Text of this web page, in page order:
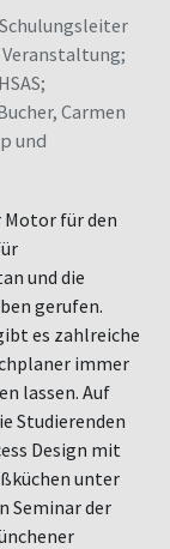
Carmen
und
für den
und die
gerufen.
es zahlreiche
immer
lassen. Auf
Studierenden
Design mit
unter
Seminar der